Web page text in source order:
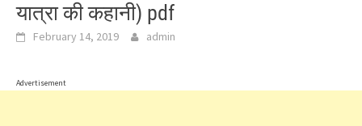
यात्रा की कहानी) pdf
February 14, 2019 admin
Advertisement